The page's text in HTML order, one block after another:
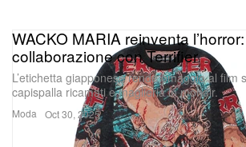
Moda
WACKO MARIA reinventa
collaborazione con Terrifier
L’etichetta giapponese rende omaggio al film
capispalla ricamati e maglieria in mohair.
Oct 30, 2025